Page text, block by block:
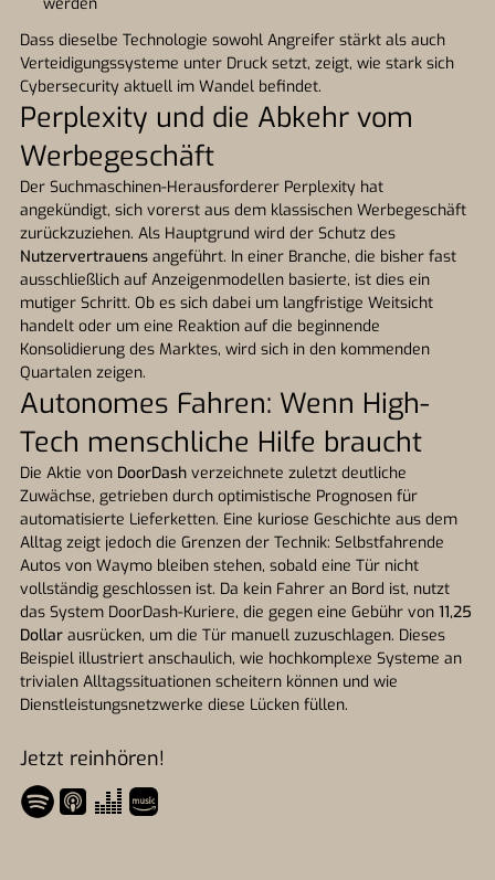
Dass dieselbe Technologie sowohl Angreifer stärkt als auch
Verteidigungssysteme unter Druck setzt, zeigt, wie stark sich
Cybersecurity aktuell im Wandel befindet.
Perplexity und die Abkehr vom
Werbegeschäft
Der Suchmaschinen-Herausforderer Perplexity hat
angekündigt, sich vorerst aus dem klassischen Werbegeschäft
zurückzuziehen. Als Hauptgrund wird der Schutz des
Nutzervertrauens angeführt. In einer Branche, die bisher fast
ausschließlich auf Anzeigenmodellen basierte, ist dies ein
mutiger Schritt. Ob es sich dabei um langfristige Weitsicht
handelt oder um eine Reaktion auf die beginnende
Konsolidierung des Marktes, wird sich in den kommenden
Quartalen zeigen.
Autonomes Fahren: Wenn High-
Tech menschliche Hilfe braucht
Die Aktie von DoorDash verzeichnete zuletzt deutliche
Zuwächse, getrieben durch optimistische Prognosen für
automatisierte Lieferketten. Eine kuriose Geschichte aus dem
Alltag zeigt jedoch die Grenzen der Technik: Selbstfahrende
Autos von Waymo bleiben stehen, sobald eine Tür nicht
vollständig geschlossen ist. Da kein Fahrer an Bord ist, nutzt
das System DoorDash-Kuriere, die gegen eine Gebühr von 11,25
Dollar ausrücken, um die Tür manuell zuzuschlagen. Dieses
Beispiel illustriert anschaulich, wie hochkomplexe Systeme an
trivialen Alltagssituationen scheitern können und wie
Dienstleistungsnetzwerke diese Lücken füllen.
Jetzt reinhören!